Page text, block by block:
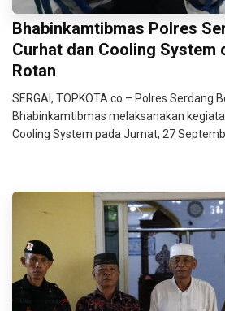
Bhabinkamtibmas Polres
Curhat dan Cooling System
Rotan
SERGAI, TOPKOTA.co – Polres Serdang
Bhabinkamtibmas melaksanakan
Cooling System pada Jumat, 27